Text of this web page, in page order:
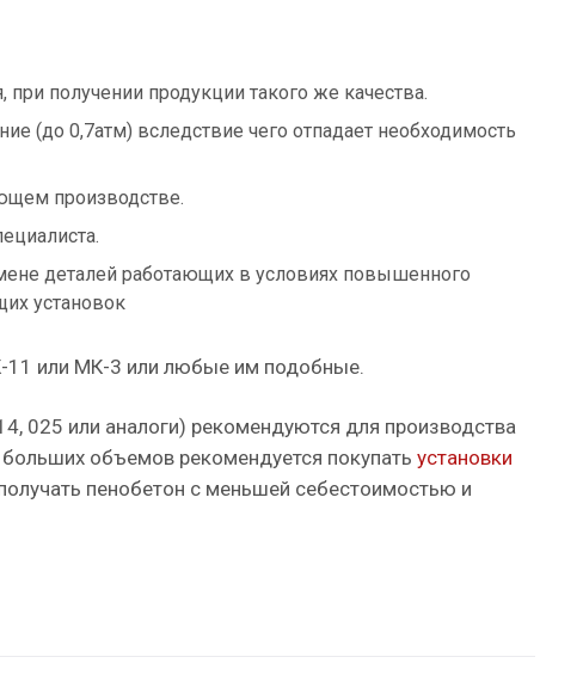
при получении продукции такого же качества.
(до 0,7атм) вследствие чего отпадает необходимость
производстве.
деталей работающих в условиях повышенного
установок
11 или МК-3 или любые им подобные.
025 или аналоги) рекомендуются для производства
объемов рекомендуется покупать установки
пенобетон с меньшей себестоимостью и